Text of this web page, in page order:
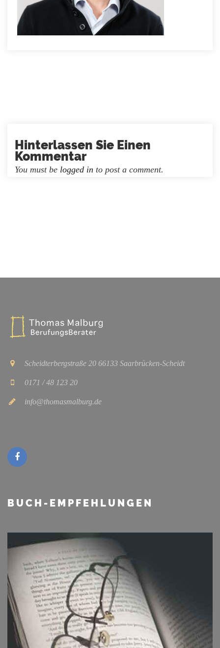
Hinterlassen Sie Einen
Kommentar
You must be logged in to post a comment.
Scheidterbergstraße 20 66133 Saarbrücken-Scheidt
0171 / 48 123 20
info@thomasmalburg.de
BUCH-EMPFEHLUNGEN